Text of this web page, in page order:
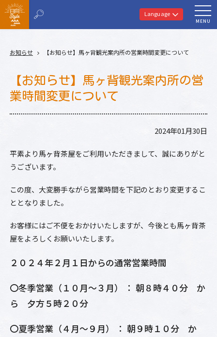
Language
MENU
お知らせ 【お知らせ】馬ヶ背観光案内所の営業時間変更について
【お知らせ】馬ヶ背観光案内所の営
業時間変更について
2024年01月30日
平素より馬ヶ背茶屋をご利用いただきまして、誠にありがと
うございます。
この度、大変勝手ながら営業時間を下記のとおり変更するこ
ととなりました。
お客様にはご不便をおかけいたしますが、今後とも馬ヶ背茶
屋をよろしくお願いいたします。
２０２４年２月１日からの通常営業時間
〇冬季営業（１０月～３月） ： 朝８時４０分 か
ら 夕方５時２０分
〇夏季営業（４月～９月） ： 朝９時１０分 か